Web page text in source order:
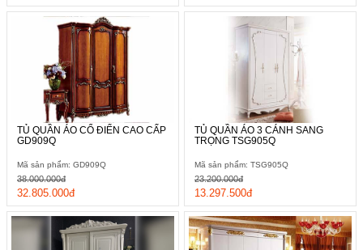
, đồ
Nội
Thất
TỦ QUẦN ÁO CỔ ĐIỂN CAO CẤP
GD909Q
Mã sản phẩm: GD909Q
32.805.000đ
38.000.000đ
TỦ QUẦN ÁO 3 CÁNH SANG
TRỌNG TSG905Q
Mã sản phẩm: TSG905Q
13.297.500đ
23.200.000đ